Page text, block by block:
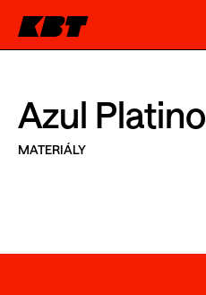
Azul Platino
MATERIÁLY